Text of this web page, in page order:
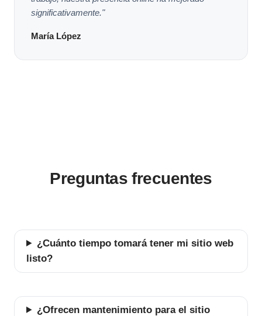
significativamente."
María López
Preguntas frecuentes
¿Cuánto tiempo tomará tener mi sitio web
listo?
¿Ofrecen mantenimiento para el sitio